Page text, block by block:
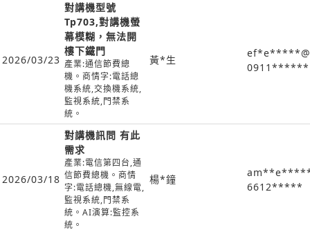
2026/03/23
對講機型號
Tp703,對講機螢
幕模糊，無法開
樓下鐵門
產業:通信節費總
機。商情字:電話總
機系統,交換機系統,
監視系統,門禁系
統。
黃*生
0911******
2026/03/18
對講機訊問 有此
需求
產業:電信第四台,通
信節費總機。商情
字:電話總機,無線電,
監視系統,門禁系
統。AI演算:監控系
統。
楊*鐘
6612*****